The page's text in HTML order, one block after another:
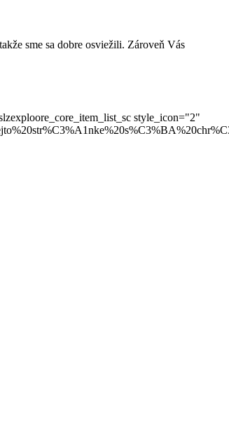
sme sa dobre osviežili. Zároveň Vás
style_icon="2"